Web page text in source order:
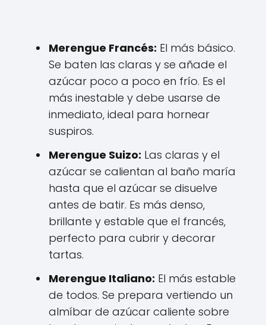
Merengue Francés: El más básico.
Se baten las claras y se añade el
azúcar poco a poco en frío. Es el
más inestable y debe usarse de
inmediato, ideal para hornear
suspiros.
Merengue Suizo: Las claras y el
azúcar se calientan al baño maría
hasta que el azúcar se disuelve
antes de batir. Es más denso,
brillante y estable que el francés,
perfecto para cubrir y decorar
tartas.
Merengue Italiano: El más estable
de todos. Se prepara vertiendo un
almíbar de azúcar caliente sobre